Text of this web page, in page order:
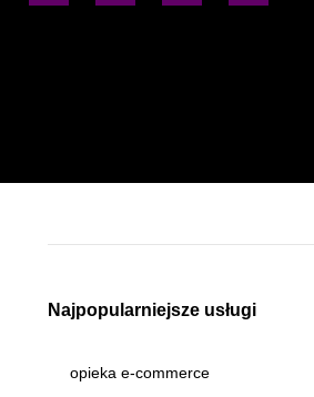
Najpopularniejsze usługi
opieka e-commerce